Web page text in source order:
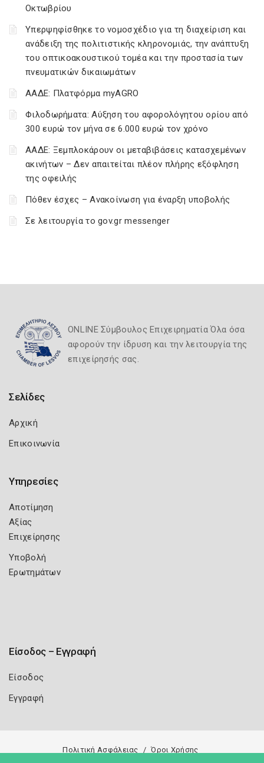
Οκτωβρίου
Υπερψηφίσθηκε το νομοσχέδιο για τη διαχείριση και
ανάδειξη της πολιτιστικής κληρονομιάς, την ανάπτυξη
του οπτικοακουστικού τομέα και την προστασία των
πνευματικών δικαιωμάτων
ΑΑΔΕ: Πλατφόρμα myAGRO
Φιλοδωρήματα: Αύξηση του αφορολόγητου ορίου από
300 ευρώ τον μήνα σε 6.000 ευρώ τον χρόνο
ΑΑΔΕ: Ξεμπλοκάρουν οι μεταβιβάσεις κατασχεμένων
ακινήτων – Δεν απαιτείται πλέον πλήρης εξόφληση
της οφειλής
Πόθεν έσχες – Ανακοίνωση για έναρξη υποβολής
Σε λειτουργία το gov.gr messenger
ONLINE Σύμβουλος Επιχειρηματία Όλα όσα
αφορούν την ίδρυση και την λειτουργία της
επιχείρησής σας.
Σελίδες
Αρχική
Επικοινωνία
Υπηρεσίες
Αποτίμηση
Αξίας
Επιχείρησης
Υποβολή
Ερωτημάτων
Είσοδος – Εγγραφή
Είσοδος
Εγγραφή
Πολιτική Ασφάλειας Όροι Χρήσης